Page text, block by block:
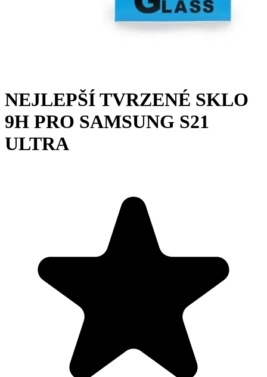
NEJLEPŠÍ TVRZENÉ SKLO
9H PRO SAMSUNG S21
ULTRA